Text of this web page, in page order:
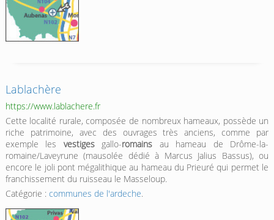
Lablachère
https://www.lablachere.fr
Cette localité rurale, composée de nombreux hameaux, possède un
riche patrimoine, avec des ouvrages très anciens, comme par
exemple les vestigesgallo-romains au hameau de Drôme-la-
romaine/Laveyrune (mausolée dédié à Marcus Jalius Bassus), ou
encore le joli pont mégalithique au hameau du Prieuré qui permet le
franchissement du ruisseau le Masseloup.
Catégorie : communes de l'ardeche.